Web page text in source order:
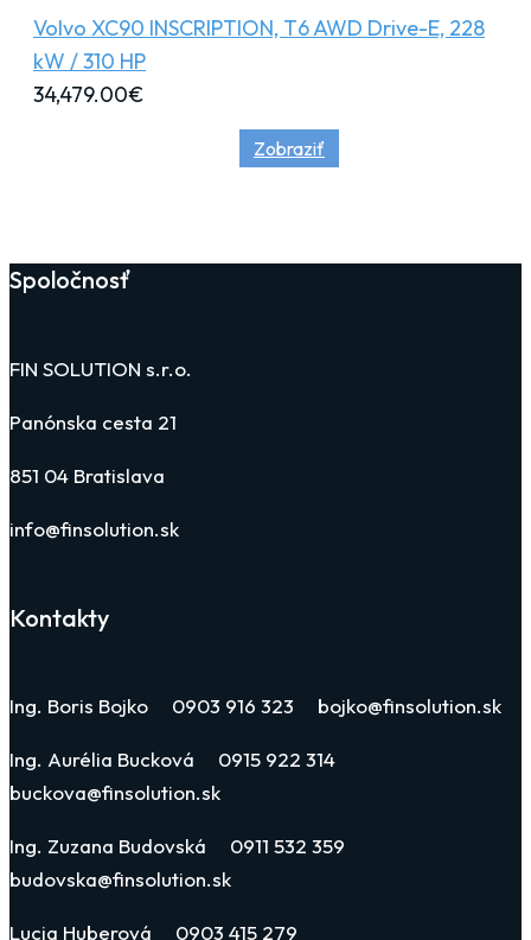
Volvo XC90 INSCRIPTION, T6 AWD Drive-E, 228
kW / 310 HP
34,479.00€
Zobraziť
Spoločnosť
FIN SOLUTION s.r.o.
Panónska cesta 21
851 04 Bratislava
info@finsolution.sk
Kontakty
Ing. Boris Bojko 0903 916 323 bojko@finsolution.sk
Ing. Aurélia Bucková 0915 922 314
buckova@finsolution.sk
Ing. Zuzana Budovská 0911 532 359
budovska@finsolution.sk
Lucia Huberová 0903 415 279